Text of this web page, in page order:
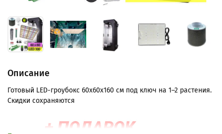
Описание
Готовый LED-гроубокс 60x60x160 см под ключ на 1–2 растения.
Скидки сохраняются